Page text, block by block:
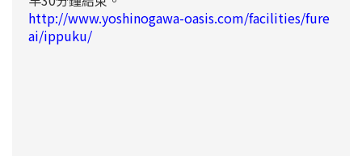
http://www.yoshinogawa-oasis.com/facilities/fure
ai/ippuku/